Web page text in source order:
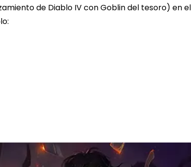
de Diablo IV con Goblin del tesoro) en